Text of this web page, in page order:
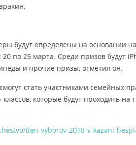
будут определены на основании
по 25 марта. Среди призов будут
и прочие призы, отметил он.
стать участниками семейных
классов, которые будут проходить
den-vyborov-2018-v-kazani-